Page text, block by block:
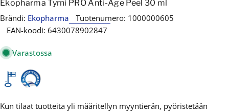
Ekopharma Tyrni PRO Anti-Age Peel 30 ml
Brändi: Ekopharma Tuotenumero: 1000000605
EAN-koodi: 6430078902847
Varastossa
Kun tilaat tuotteita yli määritellyn myyntierän, pyöristetään